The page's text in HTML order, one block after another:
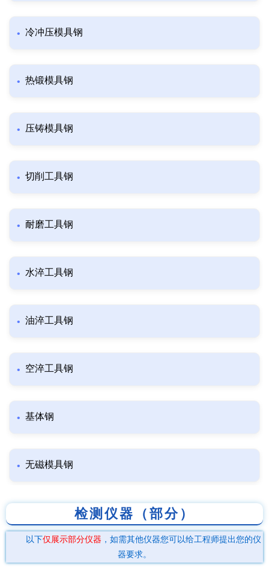
冷冲压模具钢
热锻模具钢
压铸模具钢
切削工具钢
耐磨工具钢
水淬工具钢
油淬工具钢
空淬工具钢
基体钢
无磁模具钢
检测仪器（部分）
以下仅展示部分仪器 ，如需其他仪器您可以给工程师提出您的仪
器要求。